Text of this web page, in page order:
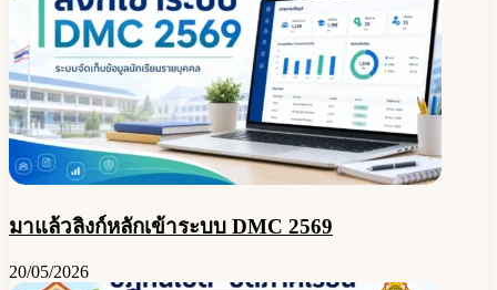
มาแล้วลิงก์หลักเข้าระบบ DMC 2569
20/05/2026